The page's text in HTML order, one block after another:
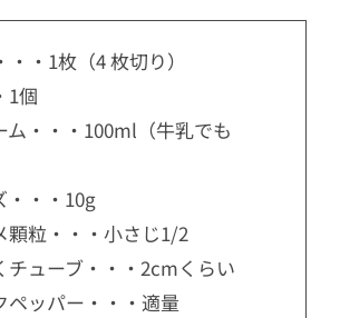
・・1枚（4 枚切り）
1個
ム・・・100ml（牛乳でも
・・・10g
顆粒・・・小さじ1/2
チューブ・・・2cmくらい
ペッパー・・・適量